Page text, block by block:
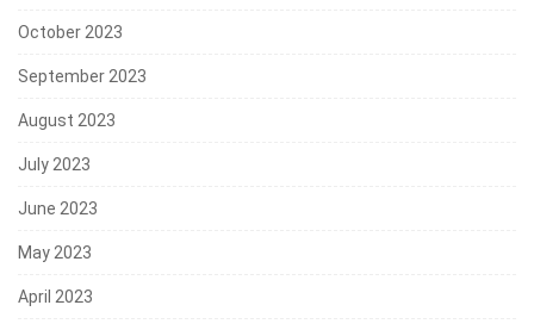
October 2023
September 2023
August 2023
July 2023
June 2023
May 2023
April 2023